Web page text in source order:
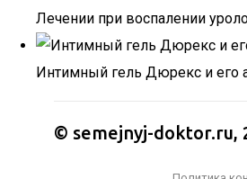
Лечении при воспалении
Интимный гель Дюрекс и его
© semejnyj-doktor.ru,